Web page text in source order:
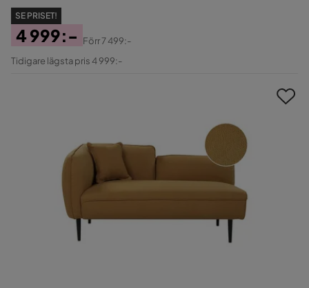
SE PRISET!
Pris
4 999:-
Original
Förr7 499:-
Tidigare lägsta pris 4 999:-